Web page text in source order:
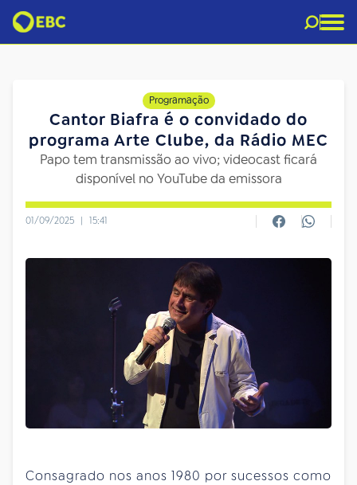
Programação
Cantor Biafra é o convidado do
programa Arte Clube, da Rádio MEC
Papo tem transmissão ao vivo; videocast ficará
disponível no YouTube da emissora
01/09/2025 | 15:41
Consagrado nos anos 1980 por sucessos como